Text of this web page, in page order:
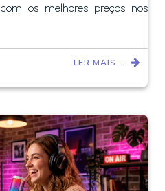
os melhores preços nos
LER MAIS…